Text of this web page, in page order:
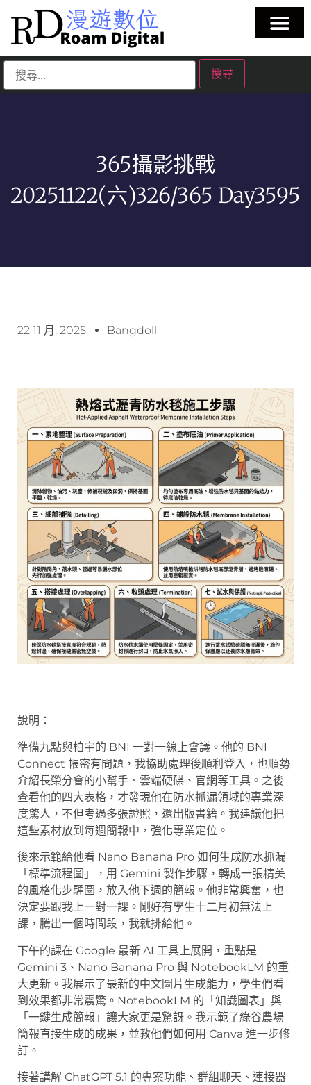
365攝影挑戰
20251122(六)326/365 Day3595
22 11 月, 2025 Bangdoll
說明：
準備九點與柏宇的 BNI 一對一線上會議。他的 BNI
Connect 帳密有問題，我協助處理後順利登入，也順勢
介紹長榮分會的小幫手、雲端硬碟、官網等工具。之後
查看他的四大表格，才發現他在防水抓漏領域的專業深
度驚人，不但考過多張證照，還出版書籍。我建議他把
這些素材放到每週簡報中，強化專業定位。
後來示範給他看 Nano Banana Pro 如何生成防水抓漏
「標準流程圖」，用 Gemini 製作步驟，轉成一張精美
的風格化步驒圖，放入他下週的簡報。他非常興奮，也
決定要跟我上一對一課。剛好有學生十二月初無法上
課，騰出一個時間段，我就排給他。
下午的課在 Google 最新 AI 工具上展開，重點是
Gemini 3、Nano Banana Pro 與 NotebookLM 的重
大更新。我展示了最新的中文圖片生成能力，學生們看
到效果都非常震驚。NotebookLM 的「知識圖表」與
「一鍵生成簡報」讓大家更是驚訝。我示範了綠谷農場
簡報直接生成的成果，並教他們如何用 Canva 進一步修
訂。
接著講解 ChatGPT 5.1 的專案功能、群組聊天、連接器